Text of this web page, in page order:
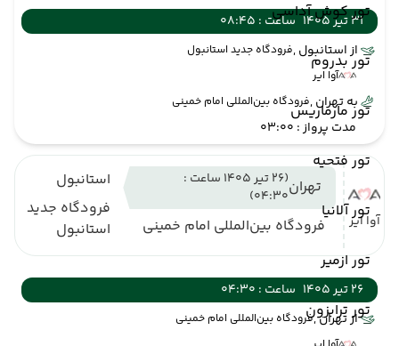
تور کوش آداسی
تور بدروم
تور مارماریس
تور فتحیه
تور آلانیا
تور ازمیر
تور ترابزون
31 تیر 1405
ساعت : 08:45
از استانبول ,فرودگاه جدید استانبول
آوا ایر
به تهران ,فرودگاه بین‌المللی امام خمینی
مدت پرواز : 03:00
آوا ایر
تهران
(26 تیر 1405 ساعت :
04:30)
فرودگاه بین‌المللی امام خمینی
استانبول
فرودگاه جدید
استانبول
26 تیر 1405
ساعت : 04:30
از تهران ,فرودگاه بین‌المللی امام خمینی